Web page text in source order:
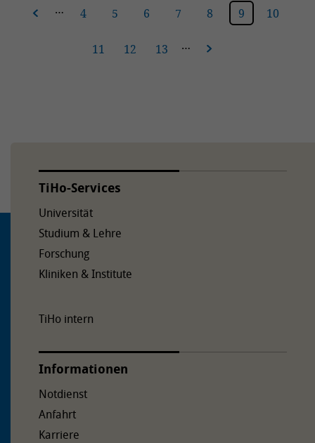
… 4 5 6 7 8 9 10
11 12 13 …
TiHo-Services
Universität
Studium & Lehre
Forschung
Kliniken & Institute
TiHo intern
Informationen
Notdienst
Anfahrt
Karriere